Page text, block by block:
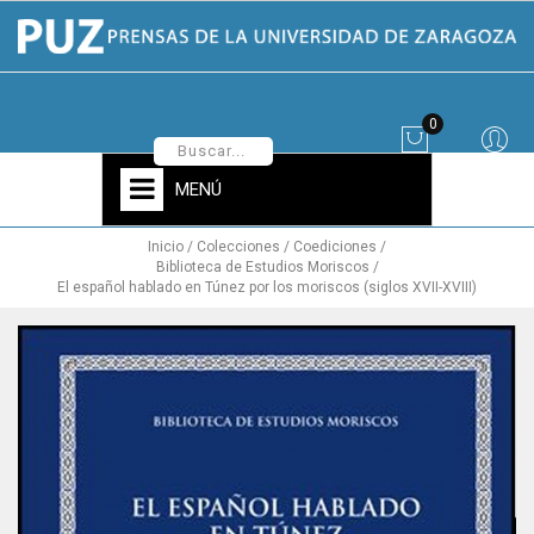
0
MENÚ
Inicio Colecciones
Coediciones
Biblioteca de Estudios Moriscos
El español hablado en Túnez por los moriscos (siglos XVII-XVIII)